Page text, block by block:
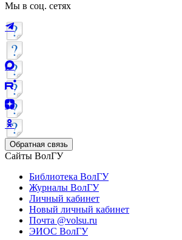
Мы в соц. сетях
Обратная связь
Сайты ВолГУ
Библиотека ВолГУ
Журналы ВолГУ
Личный кабинет
Новый личный кабинет
Почта @volsu.ru
ЭИОС ВолГУ